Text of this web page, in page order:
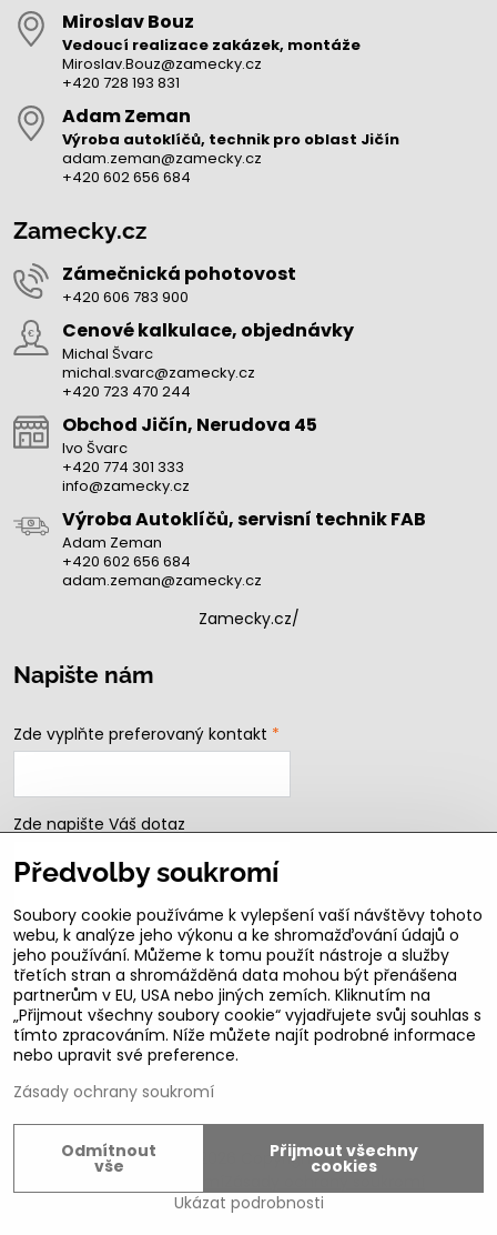
Miroslav Bouz
Vedoucí realizace zakázek, montáže
Miroslav.Bouz@zamecky.cz
+420 728 193 831
Adam Zeman
Výroba autoklíčů, technik pro oblast Jičín
adam.zeman@zamecky.cz
+420 602 656 684
Zamecky.cz
Zámečnická pohotovost
+420 606 783 900
Cenové kalkulace, objednávky
Michal Švarc
michal.svarc@zamecky.cz
+420 723 470 244
Obchod Jičín, Nerudova 45
Ivo Švarc
+420 774 301 333
info@zamecky.cz
Výroba Autoklíčů, servisní technik FAB
Adam Zeman
+420 602 656 684
adam.zeman@zamecky.cz
Zamecky.cz/
Napište nám
Zde vyplňte preferovaný kontakt *
Zde napište Váš dotaz
Odeslat
B2b podmínky pro registrované partnery
Copyright
Vytvořeno systémem:ByznysWeb.cz
Předvolby soukromí
Soubory cookie používáme k vylepšení vaší návštěvy tohoto
webu, k analýze jeho výkonu a ke shromažďování údajů o
jeho používání. Můžeme k tomu použít nástroje a služby
třetích stran a shromážděná data mohou být přenášena
partnerům v EU, USA nebo jiných zemích. Kliknutím na
„Přijmout všechny soubory cookie“ vyjadřujete svůj souhlas s
tímto zpracováním. Níže můžete najít podrobné informace
nebo upravit své preference.
Zásady ochrany soukromí
Ukázat podrobnosti
Přijmout všechny
cookies
Odmítnout
vše